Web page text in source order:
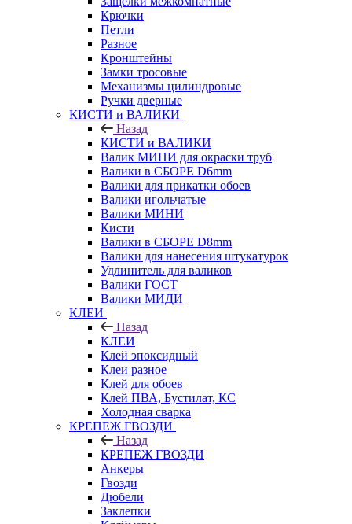
Крючки
Петли
Разное
Кронштейны
Замки тросовые
Механизмы цилиндровые
Ручки дверные
КИСТИ и ВАЛИКИ
Назад
КИСТИ и ВАЛИКИ
Валик МИНИ для окраски труб
Валики в СБОРЕ D6mm
Валики для прикатки обоев
Валики игольчатые
Валики МИНИ
Кисти
Валики в СБОРЕ D8mm
Валики для нанесения штукатурок
Удлинитель для валиков
Валики ГОСТ
Валики МИДИ
КЛЕИ
Назад
КЛЕИ
Клей эпоксидный
Клеи разное
Клей для обоев
Клей ПВА, Бустилат, КС
Холодная сварка
КРЕПЕЖ ГВОЗДИ
Назад
КРЕПЕЖ ГВОЗДИ
Анкеры
Гвозди
Дюбели
Заклепки